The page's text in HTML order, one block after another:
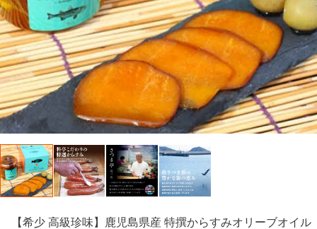
【希少 高級珍味】鹿児島県産 特撰からすみオリーブオイル